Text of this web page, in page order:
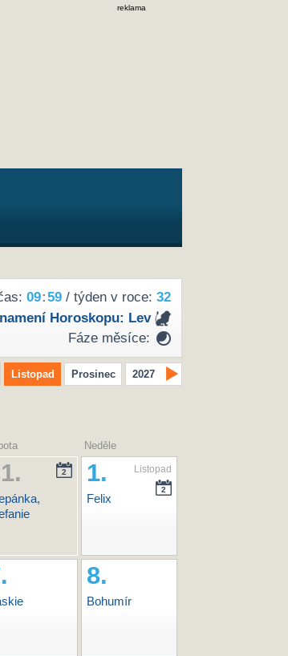
reklama
09 59/ týden v roce: 32
Horoskopu: Lev
Fáze měsíce:
Listopad Prosinec 2027
Neděle
2 Listopad
2
1.
Felix
8.
Bohumír